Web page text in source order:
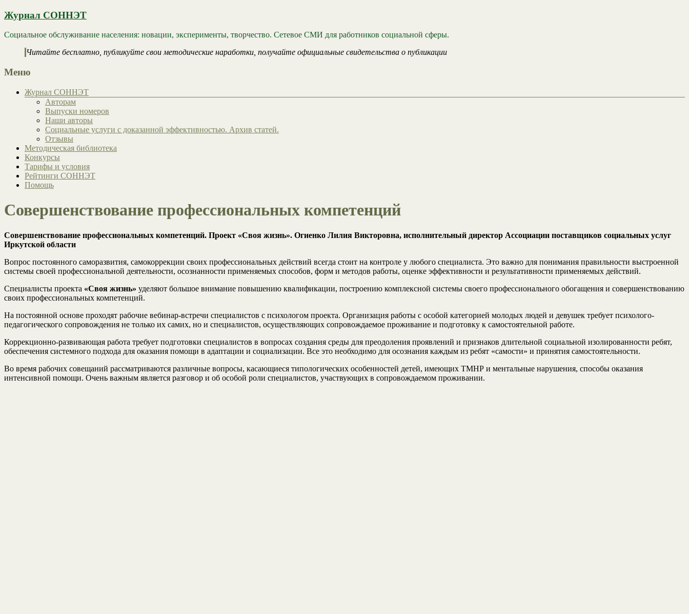
Журнал СОННЭТ
Социальное обслуживание населения: новации, эксперименты, творчество. Сетевое СМИ для работников социальной сферы.
Читайте бесплатно, публикуйте свои методические наработки, получайте официальные свидетельства о публикации
Меню
Журнал СОННЭТ
Авторам
Выпуски номеров
Наши авторы
Социальные услуги с доказанной эффективностью. Архив статей.
Отзывы
Методическая библиотека
Конкурсы
Тарифы и условия
Рейтинги СОННЭТ
Помощь
Совершенствование профессиональных компетенций
Совершенствование профессиональных компетенций. Проект «Своя жизнь». Огиенко Лилия Викторовна, исполнительный директор Ассоциации поставщиков социальных услуг
Иркутской области
Вопрос постоянного саморазвития, самокоррекции своих профессиональных действий всегда стоит на контроле у любого специалиста. Это важно для понимания правильности выстроенной
системы своей профессиональной деятельности, осознанности применяемых способов, форм и методов работы, оценке эффективности и результативности применяемых действий.
Специалисты проекта «Своя жизнь» уделяют большое внимание повышению квалификации, построению комплексной системы своего профессионального обогащения и совершенствованию
своих профессиональных компетенций.
На постоянной основе проходят рабочие вебинар-встречи специалистов с психологом проекта. Организация работы с особой категорией молодых людей и девушек требует психолого-
педагогического сопровождения не только их самих, но и специалистов, осуществляющих сопровождаемое проживание и подготовку к самостоятельной работе.
Коррекционно-развивающая работа требует подготовки специалистов в вопросах создания среды для преодоления проявлений и признаков длительной социальной изолированности ребят,
обеспечения системного подхода для оказания помощи в адаптации и социализации. Все это необходимо для осознания каждым из ребят «самости» и принятия самостоятельности.
Во время рабочих совещаний рассматриваются различные вопросы, касающиеся типологических особенностей детей, имеющих ТМНР и ментальные нарушения, способы оказания
интенсивной помощи. Очень важным является разговор и об особой роли специалистов, участвующих в сопровождаемом проживании.